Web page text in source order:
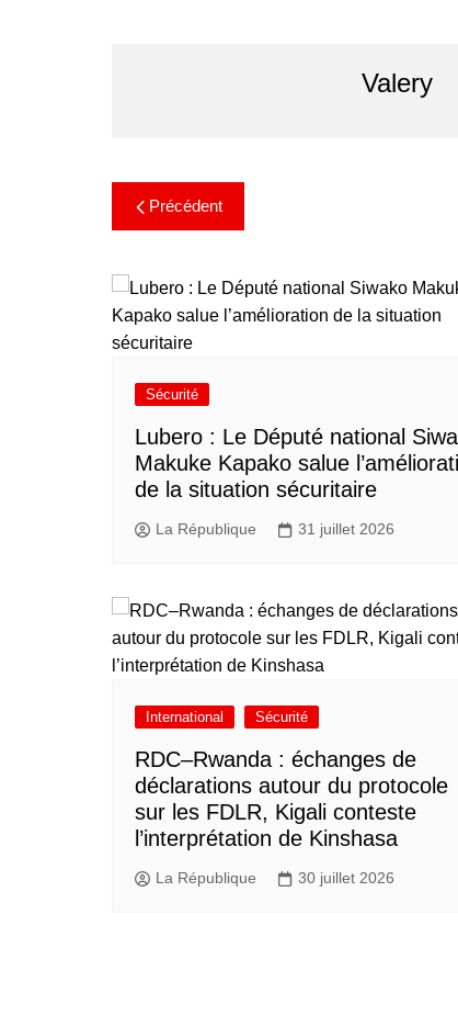
Valery
Précédent
Sécurité
Lubero : Le Député national
Makuke Kapako salue
de la situation sécuritaire
La République 31 juillet 2026
International Sécurité
RDC–Rwanda : échanges de
déclarations autour du protocole
sur les FDLR, Kigali conteste
l’interprétation de Kinshasa
La République 30 juillet 2026